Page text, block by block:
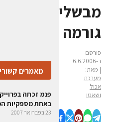
מבשלים
גורמה
פורסם
ב-6.6.2006
| מאת:
מערכת
אכול
ושאטו
מאמרים
פנמ זכתה
באחת מספקיות
23 בפברואר 2007